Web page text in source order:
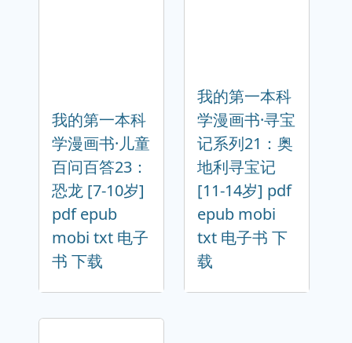
我的第一本科
学漫画书·儿童
百问百答23：
恐龙 [7-10岁]
pdf epub
mobi txt 电子
书 下载
我的第一本科
学漫画书·寻宝
记系列21：奥
地利寻宝记
[11-14岁] pdf
epub mobi
txt 电子书 下
载